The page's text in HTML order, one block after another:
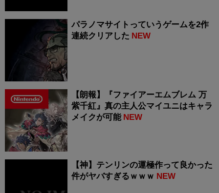
パラノマサイトっていうゲームを2作
連続クリアした NEW
【朗報】『ファイアーエムブレム 万
紫千紅』真の主人公マイユニはキャラ
メイクが可能 NEW
【神】テンリンの運極作って良かった
件がヤバすぎるｗｗｗ NEW